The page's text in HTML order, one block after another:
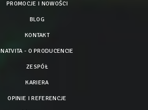
PROMOCJE I NOWOŚCI
BLOG
KONTAKT
NATVITA - O PRODUCENCIE
ZESPÓŁ
KARIERA
OPINIE I REFERENCJE